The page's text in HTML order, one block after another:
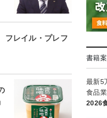
レイル・プレフ
書籍
最新5
食品
2026